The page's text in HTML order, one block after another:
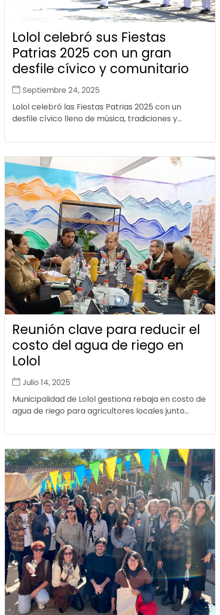
Lolol celebró sus Fiestas
Patrias 2025 con un gran
desfile cívico y comunitario
Septiembre 24, 2025
Lolol celebró las Fiestas Patrias 2025 con un
desfile cívico lleno de música, tradiciones y...
Reunión clave para reducir el
costo del agua de riego en
Lolol
Julio 14, 2025
Municipalidad de Lolol gestiona rebaja en costo de
agua de riego para agricultores locales junto...